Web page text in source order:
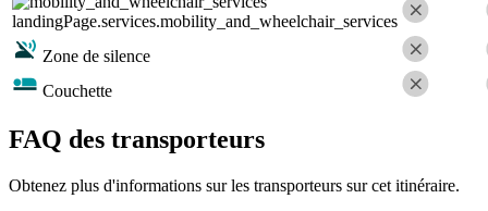
landingPage.services.mobility_and_wheelchair_services
Zone de silence
Couchette
FAQ des transporteurs
Obtenez plus d'informations sur les transporteurs sur cet itinéraire.